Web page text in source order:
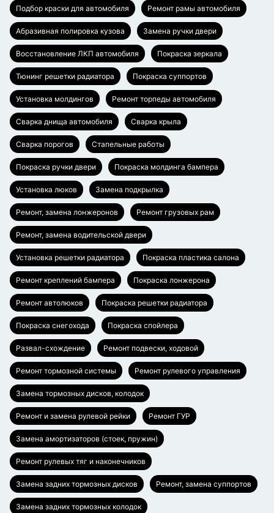
Подбор краски для автомобиля Ремонт рамы автомобиля
Абразивная полировка кузова Замена ручки двери
Восстановление ЛКП автомобиля Покраска зеркала
Тюнинг решетки радиатора Покраска суппортов
Установка молдингов Ремонт торпеды автомобиля
Сварка днища автомобиля Сварка крыла
Сварка порогов Стапельные работы
Покраска ручки двери Покраска молдинга бампера
Установка люков Замена подкрылка
Ремонт, замена лонжеронов Ремонт грузовых рам
Ремонт, замена водительской двери
Установка решетки радиатора Покраска пластика салона
Ремонт креплений бампера Покраска лонжерона
Ремонт автолюков Покраска решетки радиатора
Покраска снегохода Покраска спойлера
Развал-схождение Ремонт подвески, ходовой
Ремонт тормозной системы Ремонт рулевого управления
Замена тормозных дисков, колодок
Ремонт и замена рулевой рейки Ремонт ГУР
Замена амортизаторов (стоек, пружин)
Ремонт рулевых тяг и наконечников
Замена задних тормозных дисков Ремонт, замена суппортов
Замена задних тормозных колодок